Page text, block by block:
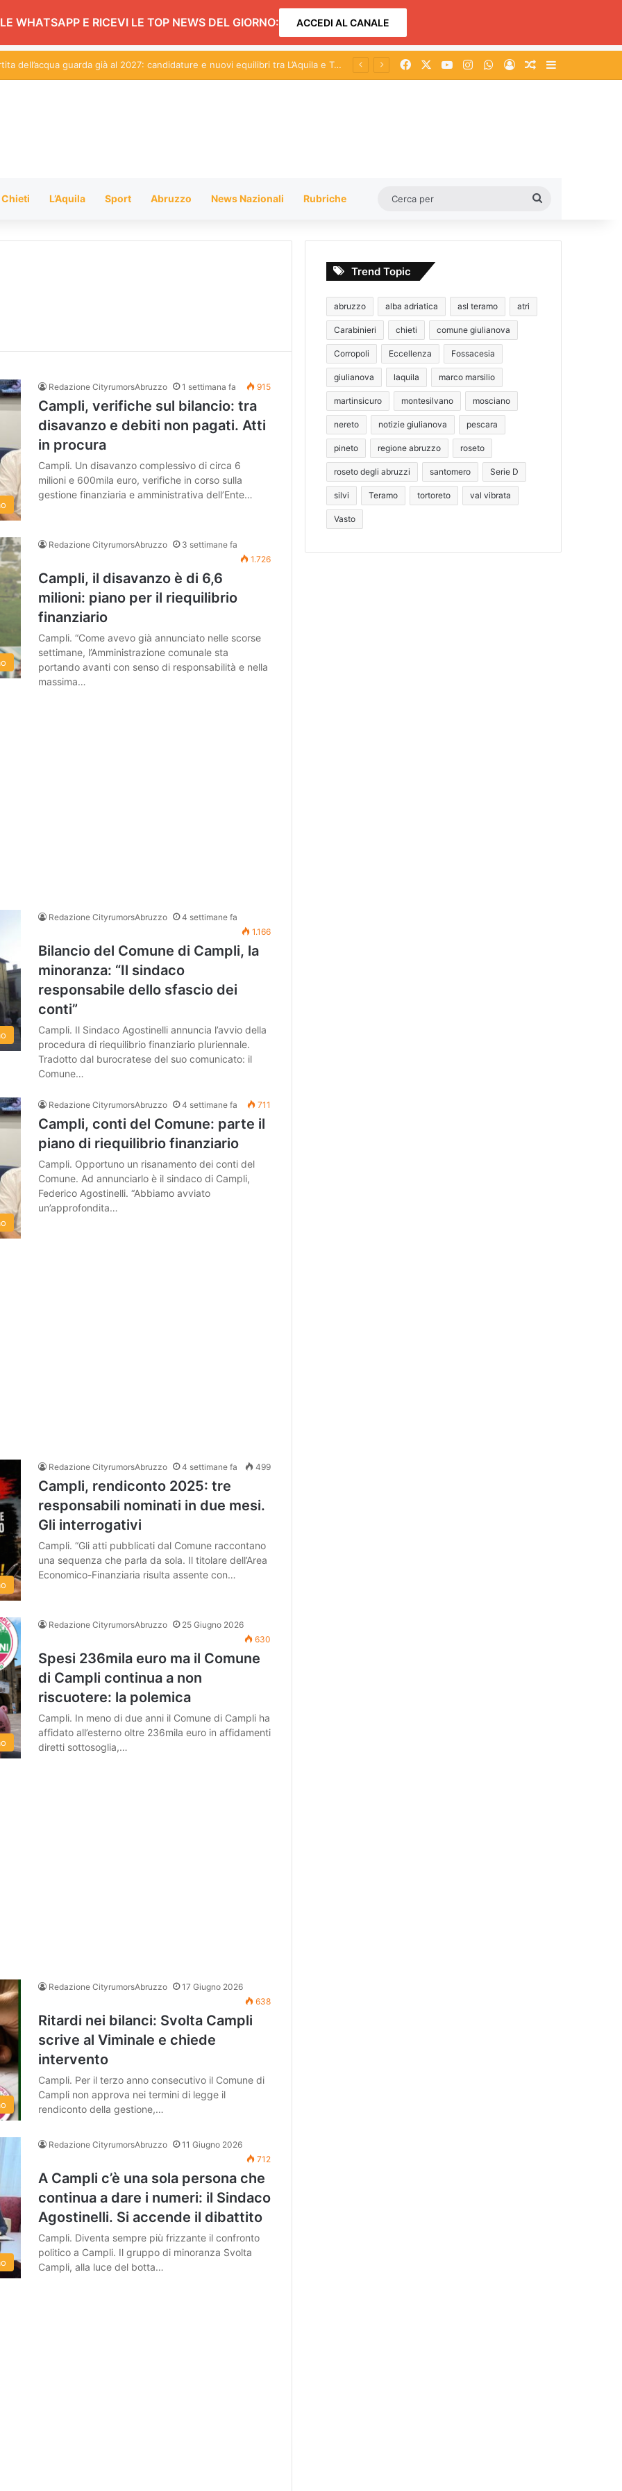
WHATSAPP E RICEVI LE TOP NEWS DEL GIORNO: ACCEDI AL CANALE
artisti di strada: scattano limitazioni nella zona centrale del lungomare Facebook You TubeInstagramWhatsApp
AccediUn articolo a
Chieti L’Aquila Sport Abruzzo News Nazionali Rubriche
Redazione CityrumorsAbruzzo 1 settimana fa 915
Campli, verifiche sul bilancio: tra
disavanzo e debiti non pagati. Atti
in procura
Campli. Un disavanzo complessivo di circa 6
milioni e 600mila euro, verifiche in corso sulla
gestione finanziaria e amministrativa dell’Ente…
Redazione CityrumorsAbruzzo
3 settimane fa
1.726
Campli, il disavanzo è di 6,6
milioni: piano per il riequilibrio
finanziario
Campli. “Come avevo già annunciato nelle scorse
settimane, l’Amministrazione comunale sta
portando avanti con senso di responsabilità e nella
massima…
Redazione CityrumorsAbruzzo
4 settimane fa
1.166
Bilancio del Comune di Campli, la
minoranza: “Il sindaco
responsabile dello sfascio dei
conti”
Campli. Il Sindaco Agostinelli annuncia l’avvio della
procedura di riequilibrio finanziario pluriennale.
Tradotto dal burocratese del suo comunicato: il
Comune…
Redazione CityrumorsAbruzzo 4 settimane fa 711
Campli, conti del Comune: parte il
piano di riequilibrio finanziario
Campli. Opportuno un risanamento dei conti del
Comune. Ad annunciarlo è il sindaco di Campli,
Federico Agostinelli. “Abbiamo avviato
un’approfondita…
Redazione CityrumorsAbruzzo 4 settimane fa 499
Campli, rendiconto 2025: tre
responsabili nominati in due mesi.
Gli interrogativi
Campli. “Gli atti pubblicati dal Comune raccontano
una sequenza che parla da sola. Il titolare dell’Area
Economico-Finanziaria risulta assente con…
Redazione CityrumorsAbruzzo
25 Giugno 2026
630
Spesi 236mila euro ma il Comune
di Campli continua a non
riscuotere: la polemica
Campli. In meno di due anni il Comune di Campli ha
affidato all’esterno oltre 236mila euro in affidamenti
diretti sottosoglia,…
Redazione CityrumorsAbruzzo
17 Giugno 2026
638
Ritardi nei bilanci: Svolta Campli
scrive al Viminale e chiede
intervento
Campli. Per il terzo anno consecutivo il Comune di
Campli non approva nei termini di legge il
rendiconto della gestione,…
Redazione CityrumorsAbruzzo
11 Giugno 2026
712
A Campli c’è una sola persona che
continua a dare i numeri: il Sindaco
Agostinelli. Si accende il dibattito
Campli. Diventa sempre più frizzante il confronto
politico a Campli. Il gruppo di minoranza Svolta
Campli, alla luce del botta…
Trend Topic
abruzzo alba adriatica asl teramo atri
Carabinieri chieti comune giulianova
Corropoli Eccellenza Fossacesia
giulianova laquila marco marsilio
martinsicuro montesilvano mosciano
nereto notizie giulianova pescara
pineto regione abruzzo roseto
roseto degli abruzzi santomero Serie D
silvi Teramo tortoreto val vibrata
Vasto